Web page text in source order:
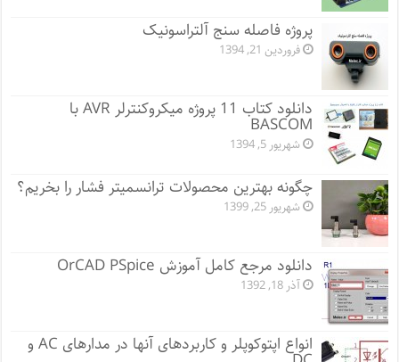
پروژه فاصله سنج آلتراسونیک
فروردین 21, 1394
دانلود کتاب 11 پروژه میکروکنترلر AVR با
BASCOM
شهریور 5, 1394
چگونه بهترین محصولات ترانسمیتر فشار را بخریم؟
شهریور 25, 1399
دانلود مرجع کامل آموزش OrCAD PSpice
آذر 18, 1392
انواع اپتوکوپلر و کاربردهای آنها در مدارهای AC و